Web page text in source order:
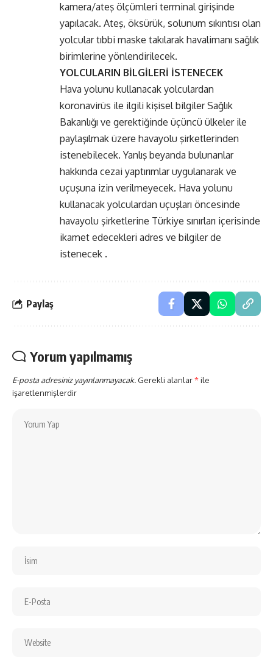
kamera/ateş ölçümleri terminal girişinde
yapılacak. Ateş, öksürük, solunum sıkıntısı olan
yolcular tıbbi maske takılarak havalimanı sağlık
birimlerine yönlendirilecek.
YOLCULARIN BİLGİLERİ İSTENECEK
Hava yolunu kullanacak yolculardan
koronavirüs ile ilgili kişisel bilgiler Sağlık
Bakanlığı ve gerektiğinde üçüncü ülkeler ile
paylaşılmak üzere havayolu şirketlerinden
istenebilecek. Yanlış beyanda bulunanlar
hakkında cezai yaptırımlar uygulanarak ve
uçuşuna izin verilmeyecek. Hava yolunu
kullanacak yolculardan uçuşları öncesinde
havayolu şirketlerine Türkiye sınırları içerisinde
ikamet edecekleri adres ve bilgiler de
istenecek .
Paylaş
Yorum yapılmamış
E-posta adresiniz yayınlanmayacak. Gerekli alanlar*ile
işaretlenmişlerdir